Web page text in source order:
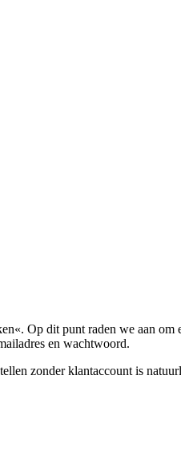
Op dit punt raden we aan om
en wachtwoord.
zonder klantaccount is